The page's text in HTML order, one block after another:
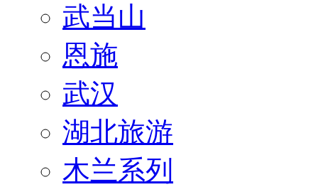
武当山
恩施
武汉
湖北旅游
木兰系列